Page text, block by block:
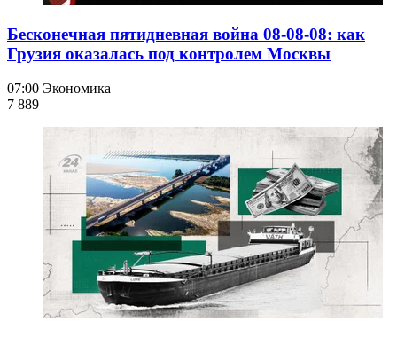
Бесконечная пятидневная война 08-08-08: как
Грузия оказалась под контролем Москвы
07:00 Экономика
7 889